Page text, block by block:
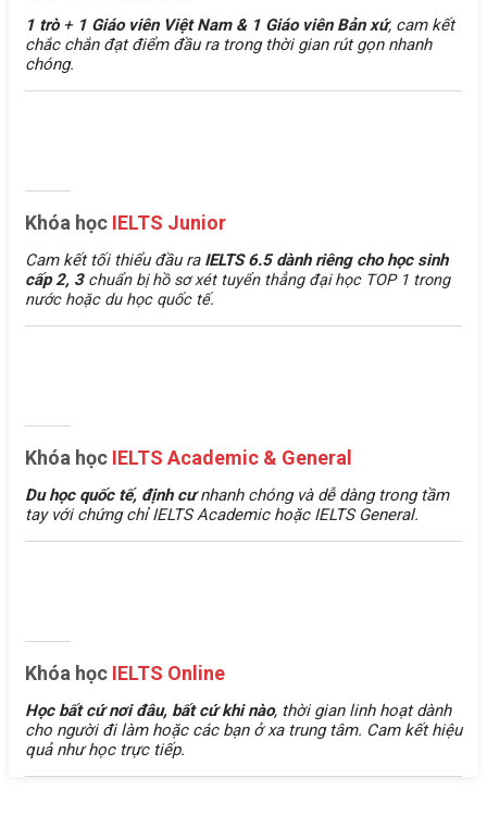
1 trò+ 1 Giáo viên Việt Nam & 1 Giáo viên Bản xứ, cam kết
chắc chắn đạt điểm đầu ra trong thời gian rút gọn nhanh
chóng.
Khóa học IELTS Junior
Cam kết tối thiểu đầu raIELTS 6.5 dành riêng cho học sinh
cấp 2, 3 chuẩn bị hồ sơ xét tuyển thẳng đại học TOP 1 trong
nước hoặc du học quốc tế.
Khóa học IELTS Academic & General
Du học quốc tế, định cưnhanh chóng và dễ dàng trong tầm
tay với chứng chỉ IELTS Academic hoặc IELTS General.
Khóa học IELTS Online
Học bất cứ nơi đâu, bất cứ khi nào, thời gian linh hoạt dành
cho người đi làm hoặc các bạn ở xa trung tâm. Cam kết hiệu
quả như học trực tiếp.